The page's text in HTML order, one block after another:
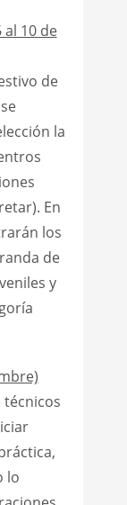
10 de
de
la
En
los
de
y
lo